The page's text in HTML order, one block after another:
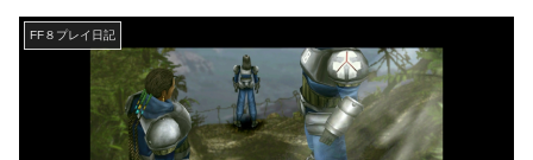
FF８プレイ日記